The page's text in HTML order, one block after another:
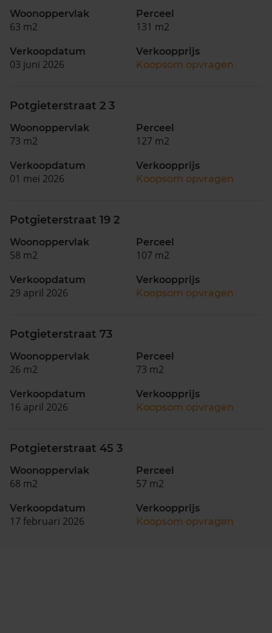
Woonoppervlak
63 m2
Perceel
131 m2
Verkoopdatum
03 juni 2026
Verkoopprijs
Koopsom opvragen
Potgieterstraat 2 3
Woonoppervlak
73 m2
Perceel
127 m2
Verkoopdatum
01 mei 2026
Verkoopprijs
Koopsom opvragen
Potgieterstraat 19 2
Woonoppervlak
58 m2
Perceel
107 m2
Verkoopdatum
29 april 2026
Verkoopprijs
Koopsom opvragen
Potgieterstraat 73
Woonoppervlak
26 m2
Perceel
73 m2
Verkoopdatum
16 april 2026
Verkoopprijs
Koopsom opvragen
Potgieterstraat 45 3
Woonoppervlak
68 m2
Perceel
57 m2
Verkoopdatum
17 februari 2026
Verkoopprijs
Koopsom opvragen